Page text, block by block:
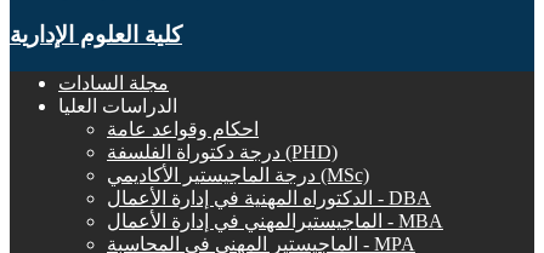
كلية العلوم الإدارية
مجلة السادات
الدراسات العليا
احكام وقواعد عامة
درجة دكتوراة الفلسفة (PHD)
درجة الماجيستير الأكاديمي (MSc)
الدكتوراه المهنية في إدارة الأعمال - DBA
الماجيستيرالمهني في إدارة الأعمال - MBA
الماجيستير المهني في المحاسبة - MPA